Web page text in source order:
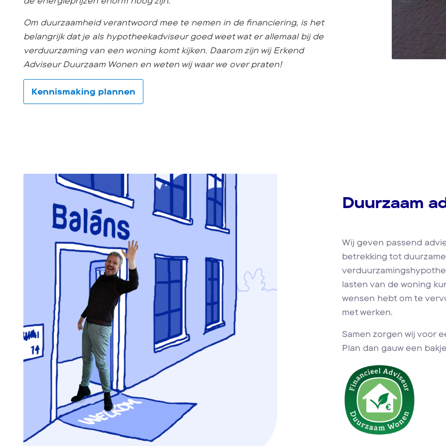
Om duurzaamheid verantwoord mee te nemen in de financiering, is het
belangrijk dat je als hypotheekadviseur goed weet wat er allemaal bij de
verduurzaming van een woning komt kijken. Daarom zijn wij Erkend
Adviseur Duurzaam Wonen en weten wij waar we over praten!
Kennismaking plannen
Duurzaam
Wij geven passend
betrekking tot
lasten van de woning
wensen hebt om te
met werken.
Samen zorgen wij voor
Plan dan gauw een